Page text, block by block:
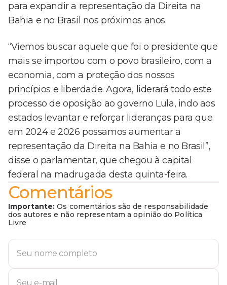
para expandir a representação da Direita na
Bahia e no Brasil nos próximos anos.
“Viemos buscar aquele que foi o presidente que
mais se importou com o povo brasileiro, com a
economia, com a proteção dos nossos
princípios e liberdade. Agora, liderará todo este
processo de oposição ao governo Lula, indo aos
estados levantar e reforçar lideranças para que
em 2024 e 2026 possamos aumentar a
representação da Direita na Bahia e no Brasil”,
disse o parlamentar, que chegou à capital
federal na madrugada desta quinta-feira.
Comentários
Importante: Os comentários são de responsabilidade
dos autores e não representam a opinião do Política
Livre